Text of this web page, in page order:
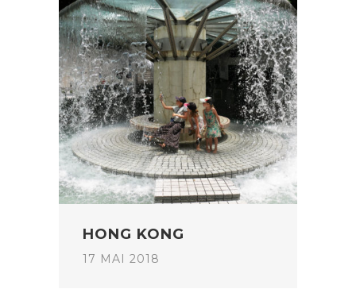
HONG KONG
17 MAI 2018